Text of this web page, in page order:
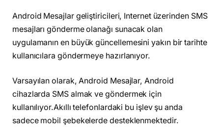
Android Mesajlar geliştiricileri, Internet üzerinden SMS
mesajları gönderme olanağı sunacak olan
uygulamanın en büyük güncellemesini yakın bir tarihte
kullanıcılara göndermeye hazırlanıyor.
Varsayılan olarak, Android Mesajlar, Android
cihazlarda SMS almak ve göndermek için
kullanılıyor.Akıllı telefonlardaki bu işlev şu anda
sadece mobil şebekelerde desteklenmektedir.